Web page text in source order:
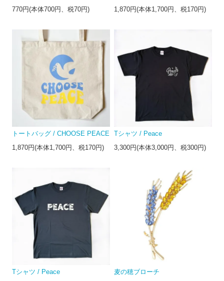
770円(本体700円、税70円)
1,870円(本体1,700円、税170円)
トートバッグ / CHOOSE PEACE
1,870円(本体1,700円、税170円)
Tシャツ / Peace
3,300円(本体3,000円、税300円)
Tシャツ / Peace 麦の穂ブローチ